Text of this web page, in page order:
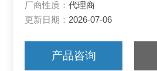
厂商性质：代理商
更新日期： 2026-07-06
产品咨询